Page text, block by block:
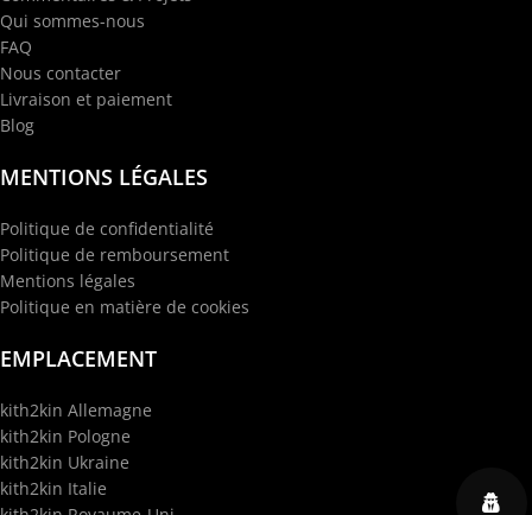
Qui sommes-nous
FAQ
Nous contacter
Livraison et paiement
Blog
MENTIONS LÉGALES
Politique de confidentialité
Politique de remboursement
Mentions légales
Politique en matière de cookies
EMPLACEMENT
kith2kin Allemagne
kith2kin Pologne
kith2kin Ukraine
kith2kin Italie